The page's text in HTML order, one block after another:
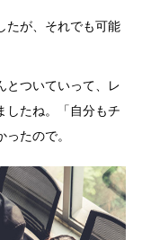
たが、それでも可能
とついていって、レ
したね。「自分もチ
たので。